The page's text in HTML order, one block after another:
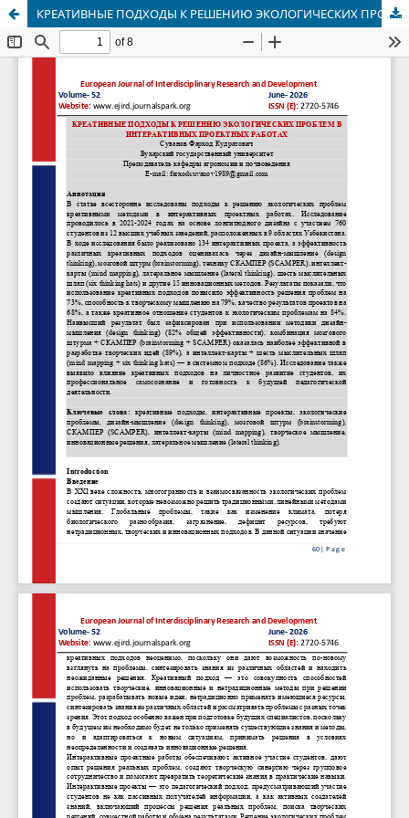
КРЕАТИВНЫЕ ПОДХОДЫ К РЕШЕНИЮ ЭКОЛОГИЧЕСКИХ ПРОБЛЕМ В ИНТЕРАКТИВНЫХ ПРОЕКТНЫХ РАБОТАХ